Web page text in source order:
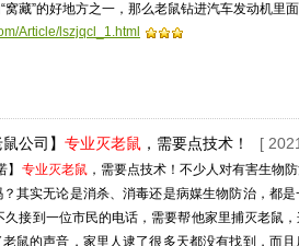
窝藏”的好地方之一，那么老鼠钻进汽车发动机里
Article/lszjqcl_1.html
公司】 专业灭老鼠 ，需要点技术！ [
专业灭老鼠，需要点技术！不少人对有害生物
其实无论是消杀、消毒还是病媒生物防治，都
接到一位市民的电话，需要帮他家里捕灭老鼠
鼠的声音，家里人逮了很多天都没有找到，而